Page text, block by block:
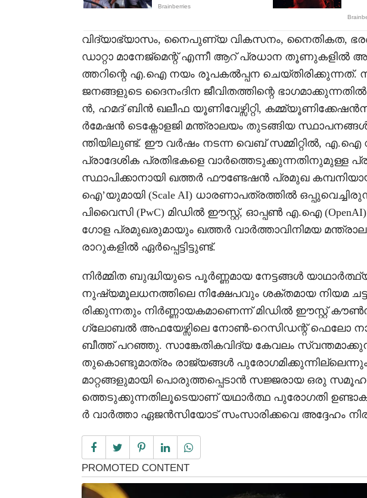
വിദ്യാഭ്യാസം, നൈപുണ്യ വികസനം, നൈതികത,
ഡാറ്റാ മാനേജ്മെന്റ് എന്നീ ആറ് പ്രധാന തൂണുകളിൽ
ത്തറിന്റെ എ.ഐ നയം രൂപകൽപ്പന ചെയ്തിരിക്കുന്നത്.
ജനങ്ങളുടെ ദൈനംദിന ജീവിതത്തിന്റെ
ൻ, ഹമദ് ബിൻ ഖലീഫ യൂണിവേഴ്സിറ്റി,
ർമേഷൻ ടെക്നോളജി മന്ത്രാലയം തുടങ്ങിയ
ന്തിയിലുണ്ട്. ഈ വർഷം നടന്ന വെബ് സമ്മിറ്റിൽ, എ.ഐ
പ്രാദേശിക പ്രതിഭകളെ വാർത്തെടുക്കുന്നതിനുമുള്ള
സ്ഥാപിക്കാനായി ഖത്തർ ഫൗണ്ടേഷൻ പ്രമുഖ
ഐ’യുമായി (Scale AI) ധാരണാപത്രത്തിൽ
പിവൈസി (PwC) മിഡിൽ ഈസ്റ്റ്, ഓപ്പൺ എ.ഐ
ഗോള പ്രമുഖരുമായും ഖത്തർ വാർത്താവിനിമയ
രാറുകളിൽ ഏർപ്പെട്ടിട്ടുണ്ട്.
നിർമ്മിത ബുദ്ധിയുടെ പൂർണ്ണമായ നേട്ടങ്ങൾ
നുഷ്യമൂലധനത്തിലെ നിക്ഷേപവും ശക്തമായ നിയമ
രിക്കുന്നതും നിർണ്ണായകമാണെന്ന് മിഡിൽ ഈസ്റ്റ്
ഗ്ലോബൽ അഫയേഴ്സിലെ നോൺ-റെസിഡന്റ് ഫെലോ
ബീത്ത് പറഞ്ഞു. സാങ്കേതികവിദ്യ കേവലം
തുകൊണ്ടുമാത്രം രാജ്യങ്ങൾ പുരോഗമിക്കുന്നില്ലെന്നും,
മാറ്റങ്ങളുമായി പൊരുത്തപ്പെടാൻ സജ്ജരായ ഒരു
ത്തെടുക്കുന്നതിലൂടെയാണ് യഥാർത്ഥ പുരോഗതി
ർ വാർത്താ ഏജൻസിയോട് സംസാരിക്കവെ അദ്ദേഹം